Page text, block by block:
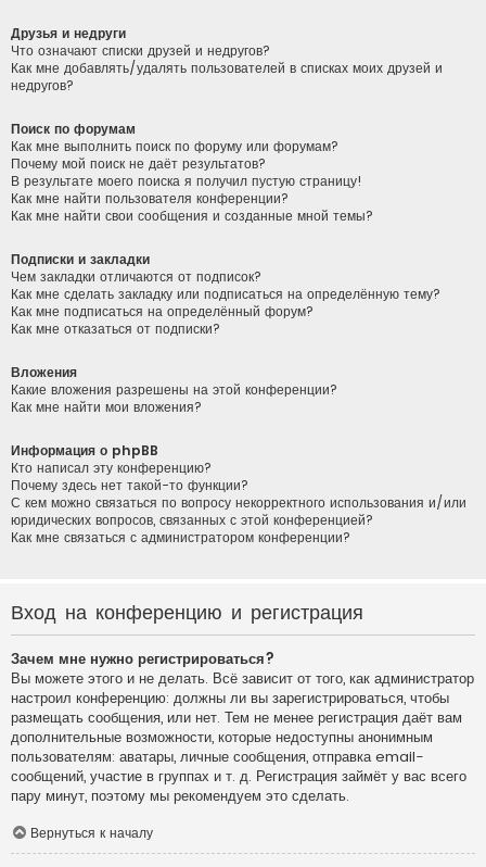
Друзья и недруги
Что означают списки друзей и недругов?
Как мне добавлять/удалять пользователей в списках моих друзей и
недругов?
Поиск по форумам
Как мне выполнить поиск по форуму или форумам?
Почему мой поиск не даёт результатов?
В результате моего поиска я получил пустую страницу!
Как мне найти пользователя конференции?
Как мне найти свои сообщения и созданные мной темы?
Подписки и закладки
Чем закладки отличаются от подписок?
Как мне сделать закладку или подписаться на определённую тему?
Как мне подписаться на определённый форум?
Как мне отказаться от подписки?
Вложения
Какие вложения разрешены на этой конференции?
Как мне найти мои вложения?
Информация о phpBB
Кто написал эту конференцию?
Почему здесь нет такой-то функции?
С кем можно связаться по вопросу некорректного использования и/или
юридических вопросов, связанных с этой конференцией?
Как мне связаться с администратором конференции?
Вход на конференцию и регистрация
Зачем мне нужно регистрироваться?
Вы можете этого и не делать. Всё зависит от того, как администратор
настроил конференцию: должны ли вы зарегистрироваться, чтобы
размещать сообщения, или нет. Тем не менее регистрация даёт вам
дополнительные возможности, которые недоступны анонимным
пользователям: аватары, личные сообщения, отправка email-
сообщений, участие в группах и т. д. Регистрация займёт у вас всего
пару минут, поэтому мы рекомендуем это сделать.
Вернуться к началу